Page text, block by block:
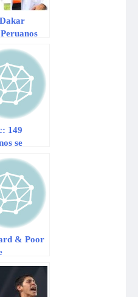
etapa
149
se
el nombre
& Poor
a